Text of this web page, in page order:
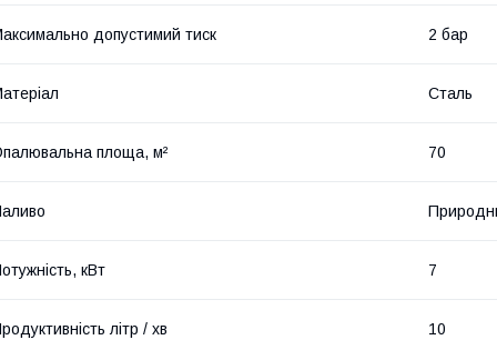
допустимий тиск 2 бар
Сталь
площа, м² 70
кВт 7
літр / хв 10